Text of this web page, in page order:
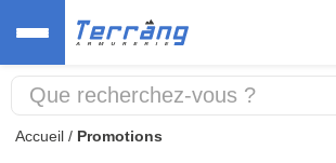
Accueil / Promotions